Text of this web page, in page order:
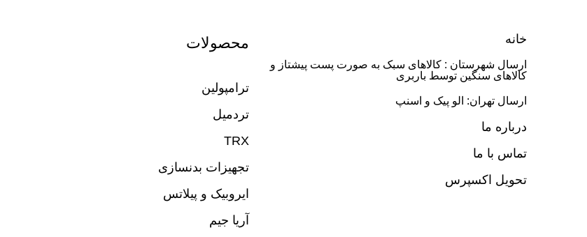
خانه
ارسال شهرستان : کالاهای سبک به صورت پست پیشتاز و
کالاهای سنگین توسط باربری
ارسال تهران: الو پیک و اسنپ
درباره ما
تماس با ما
تحویل اکسپرس
محصولات
ترامپولین
تردمیل
TRX
تجهیزات بدنسازی
ایروبیک و پیلاتس
آریا جیم